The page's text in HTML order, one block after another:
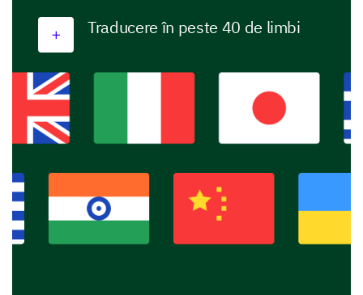
Traducere în peste 40 de limbi